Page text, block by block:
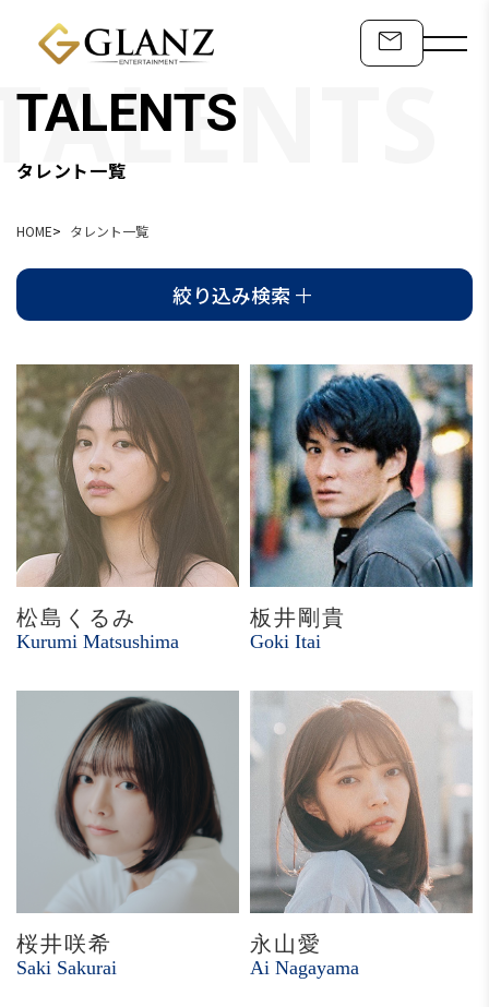
TALENTS
タレント一覧
HOME タレント一覧
絞り込み検索
松島くるみ
Kurumi Matsushima
板井剛貴
Goki Itai
桜井咲希
Saki Sakurai
永山愛
Ai Nagayama